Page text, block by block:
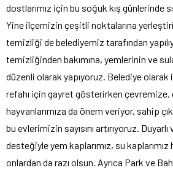
dostlarımız için bu soğuk kış günlerinde
Yine ilçemizin çeşitli noktalarına
temizliği de belediyemiz tarafından
temizliğinden bakımına, yemlerinin ve
düzenli olarak yapıyoruz. Belediye olarak
refahı için gayret gösterirken çevremize,
hayvanlarımıza da önem veriyor, sahip
bu evlerimizin sayısını artırıyoruz. Duyarlı
desteğiyle yem kaplarımız, su
onlardan da razı olsun. Ayrıca Park ve